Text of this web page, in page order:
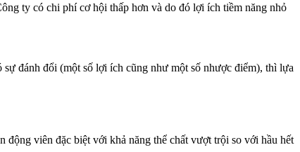
ty có chi phí cơ hội thấp hơn và do đó lợi ích tiềm năng nhỏ
đánh đổi (một số lợi ích cũng như một số nhược điểm), thì lựa
viên đặc biệt với khả năng thể chất vượt trội so với hầu hết